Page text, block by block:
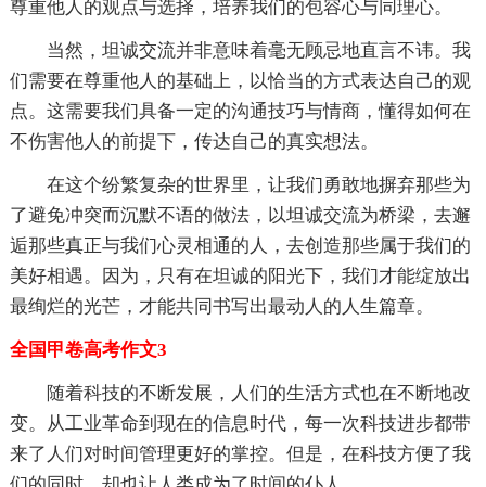
尊重他人的观点与选择，培养我们的包容心与同理心。
当然，坦诚交流并非意味着毫无顾忌地直言不讳。我
们需要在尊重他人的基础上，以恰当的方式表达自己的观
点。这需要我们具备一定的沟通技巧与情商，懂得如何在
不伤害他人的前提下，传达自己的真实想法。
在这个纷繁复杂的世界里，让我们勇敢地摒弃那些为
了避免冲突而沉默不语的做法，以坦诚交流为桥梁，去邂
逅那些真正与我们心灵相通的人，去创造那些属于我们的
美好相遇。因为，只有在坦诚的阳光下，我们才能绽放出
最绚烂的光芒，才能共同书写出最动人的人生篇章。
全国甲卷高考作文3
随着科技的不断发展，人们的生活方式也在不断地改
变。从工业革命到现在的信息时代，每一次科技进步都带
来了人们对时间管理更好的掌控。但是，在科技方便了我